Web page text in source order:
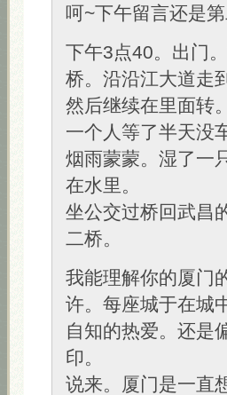
呵~下午留言还是
下午3点40。出门
桥。沿沿江大道走
然后继续在里面转
一个人等了半天没
烟雨蒙蒙。湿了一
在水里。
坐公交过桥回武昌
二桥。
我能理解你的厦门
许。每座城于在城
自知的热爱。还是
印。
说来。厦门是一直